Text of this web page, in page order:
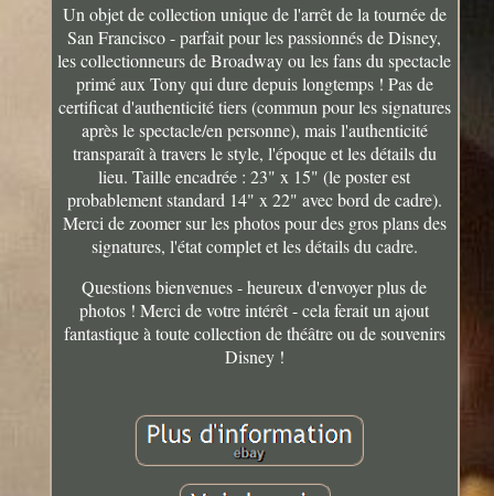
Un objet de collection unique de l'arrêt de la tournée de
San Francisco - parfait pour les passionnés de Disney,
les collectionneurs de Broadway ou les fans du spectacle
primé aux Tony qui dure depuis longtemps ! Pas de
certificat d'authenticité tiers (commun pour les signatures
après le spectacle/en personne), mais l'authenticité
transparaît à travers le style, l'époque et les détails du
lieu. Taille encadrée : 23" x 15" (le poster est
probablement standard 14" x 22" avec bord de cadre).
Merci de zoomer sur les photos pour des gros plans des
signatures, l'état complet et les détails du cadre.
Questions bienvenues - heureux d'envoyer plus de
photos ! Merci de votre intérêt - cela ferait un ajout
fantastique à toute collection de théâtre ou de souvenirs
Disney !